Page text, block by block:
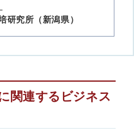
研究所（新潟県）
関連するビジネス